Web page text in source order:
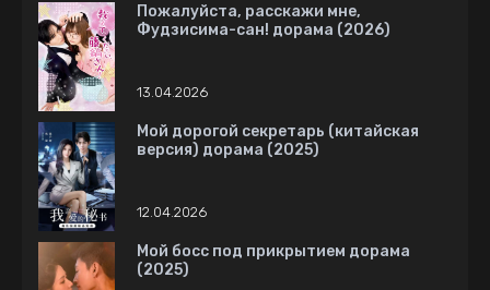
Пожалуйста, расскажи мне,
Фудзисима-сан! дорама (2026)
13.04.2026
Мой дорогой секретарь (китайская
версия) дорама (2025)
12.04.2026
Мой босс под прикрытием дорама
(2025)